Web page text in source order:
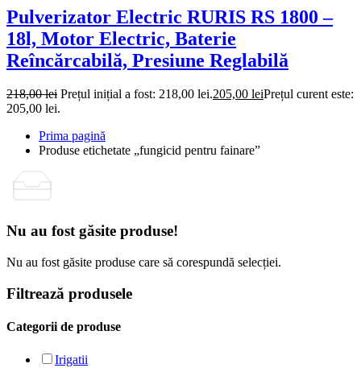
Pulverizator Electric RURIS RS 1800 –
18l, Motor Electric, Baterie
Reîncărcabilă, Presiune Reglabilă
218,00lei Prețul inițial a fost: 218,00 lei.205,00 leiPrețul curent este:
205,00 lei.
Prima pagină
Produse etichetate „fungicid pentru fainare”
Nu au fost găsite produse!
Nu au fost găsite produse care să corespundă selecției.
Filtrează produsele
Categorii de produse
Irigatii